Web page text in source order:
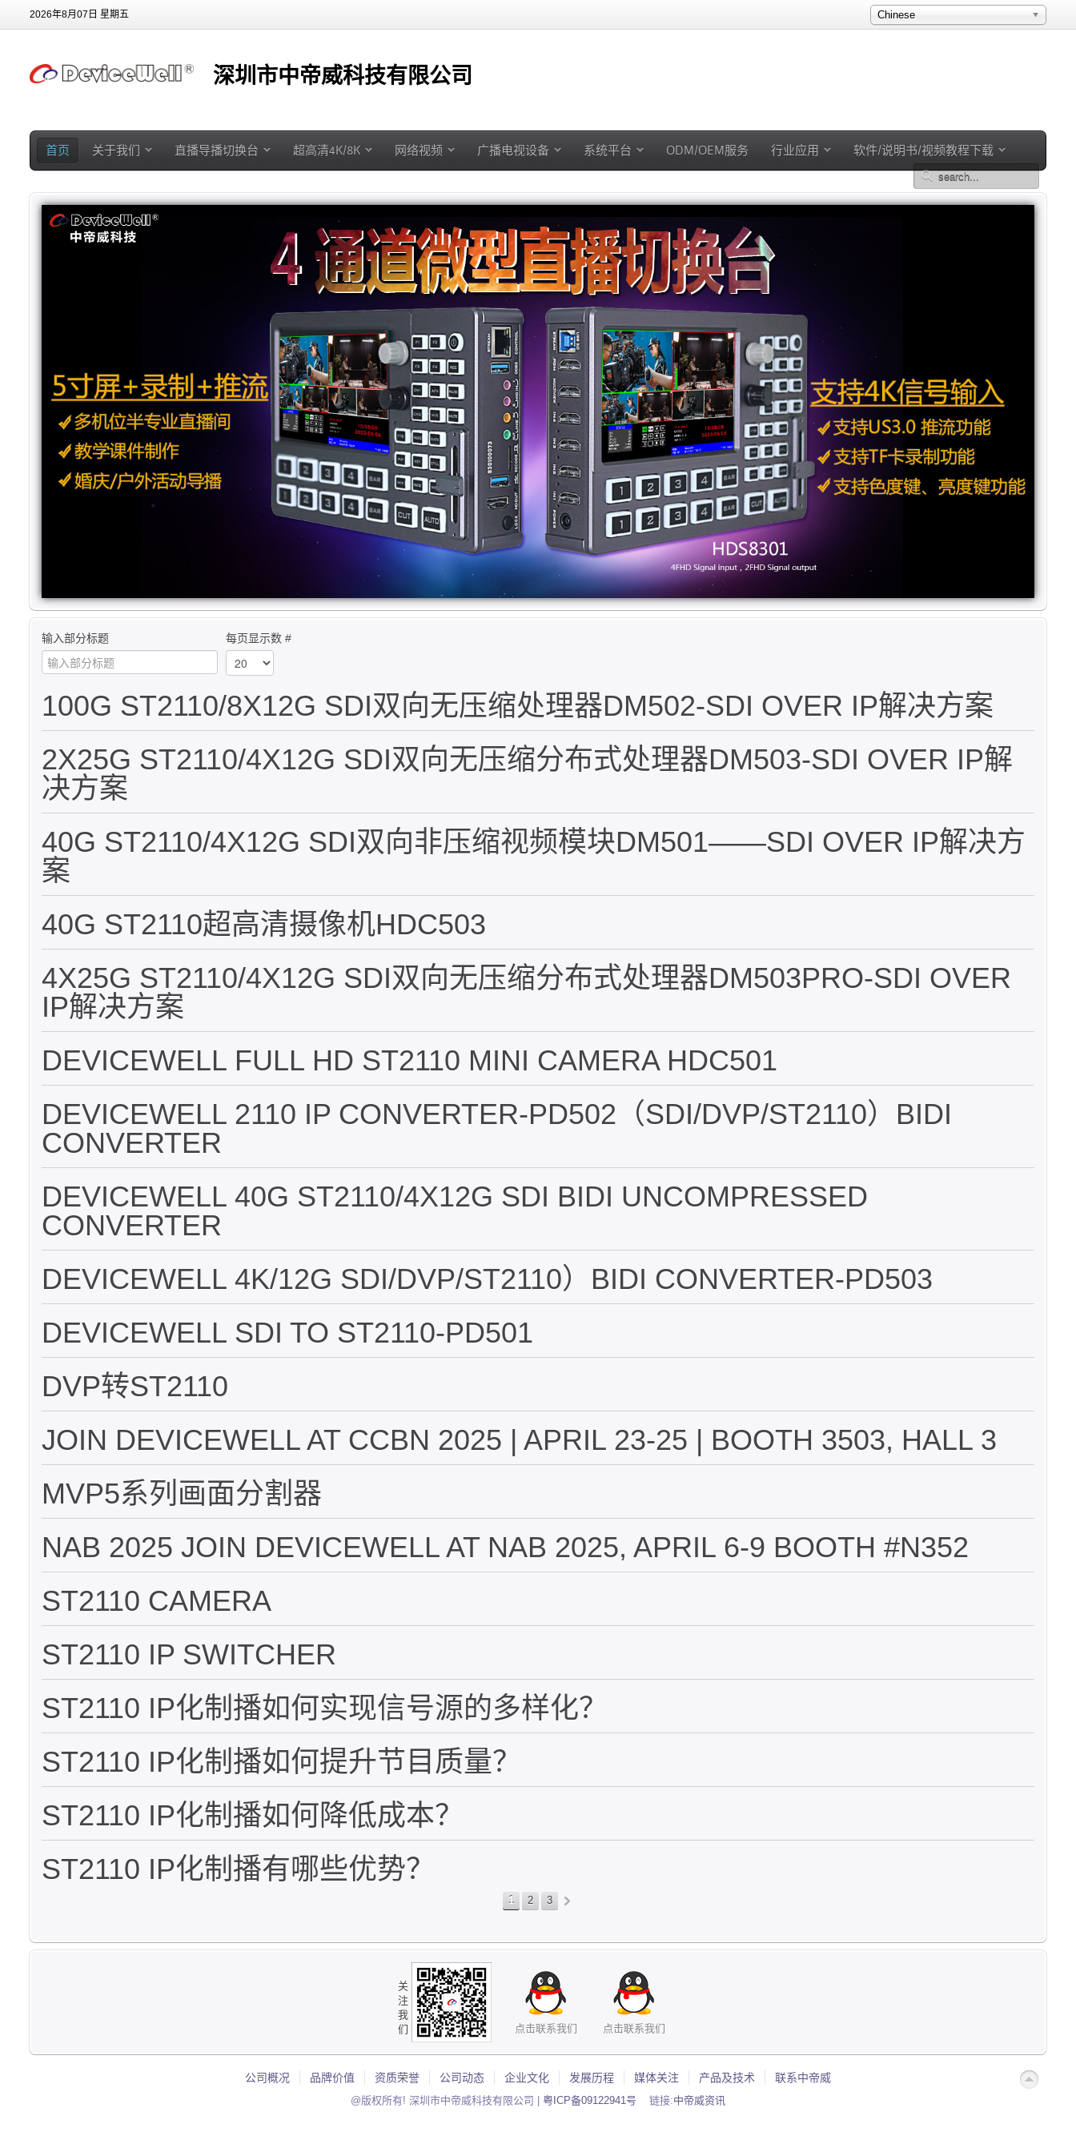
2026年8月07日 星期五 Chinese
深圳市中帝威科技有限公司
首页 关于我们 直播导播切换台 超高清4K/8K 网络视频 广播电视设备 系统平台 ODM/OEM服务 行业应用 软件/说明书/视频教程下载
输入部分标题 每页显示数 #
100G ST2110/8X12G SDI双向无压缩处理器DM502-SDI OVER IP解决方案
2X25G ST2110/4X12G SDI双向无压缩分布式处理器DM503-SDI OVER IP解
决方案
40G ST2110/4X12G SDI双向非压缩视频模块DM501——SDI OVER IP解决方
案
40G ST2110超高清摄像机HDC503
4X25G ST2110/4X12G SDI双向无压缩分布式处理器DM503PRO-SDI OVER
IP解决方案
DEVICEWELL FULL HD ST2110 MINI CAMERA HDC501
DEVICEWELL 2110 IP CONVERTER-PD502（SDI/DVP/ST2110）BIDI
CONVERTER
DEVICEWELL 40G ST2110/4X12G SDI BIDI UNCOMPRESSED
CONVERTER
DEVICEWELL 4K/12G SDI/DVP/ST2110）BIDI CONVERTER-PD503
DEVICEWELL SDI TO ST2110-PD501
DVP转ST2110
JOIN DEVICEWELL AT CCBN 2025 | APRIL 23-25 | BOOTH 3503, HALL 3
MVP5系列画面分割器
NAB 2025 JOIN DEVICEWELL AT NAB 2025, APRIL 6-9 BOOTH #N352
ST2110 CAMERA
ST2110 IP SWITCHER
ST2110 IP化制播如何实现信号源的多样化？
ST2110 IP化制播如何提升节目质量？
ST2110 IP化制播如何降低成本？
ST2110 IP化制播有哪些优势？
1 2 3
关
注
我
们
点击联系我们
点击联系我们
公司概况 品牌价值 资质荣誉 公司动态 企业文化 发展历程 媒体关注 产品及技术 联系中帝威
@版权所有! 深圳市中帝威科技有限公司 | 粤ICP备09122941号 链接:中帝威资讯